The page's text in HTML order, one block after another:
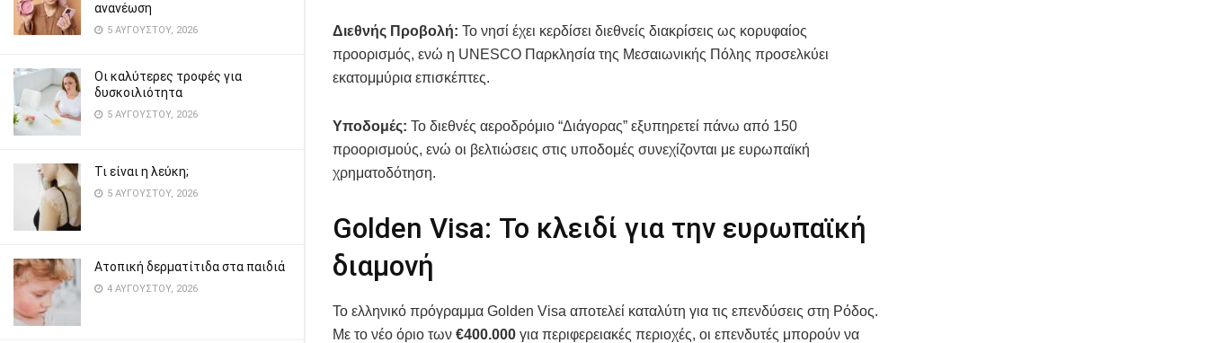
ανανέωση
5 ΑΥΓΟΎΣΤΟΥ, 2026
Οι καλύτερες τροφές για
δυσκοιλιότητα
5 ΑΥΓΟΎΣΤΟΥ, 2026
Τι είναι η λεύκη;
5 ΑΥΓΟΎΣΤΟΥ, 2026
Ατοπική δερματίτιδα στα παιδιά
4 ΑΥΓΟΎΣΤΟΥ, 2026
Διεθνής Προβολή: Το νησί έχει κερδίσει διεθνείς διακρίσεις ως κορυφαίος
προορισμός, ενώ η UNESCO Παρκλησία της Μεσαιωνικής Πόλης προσελκύει
εκατομμύρια επισκέπτες.
Υποδομές: Το διεθνές αεροδρόμιο “Διάγορας” εξυπηρετεί πάνω από 150
προορισμούς, ενώ οι βελτιώσεις στις υποδομές συνεχίζονται με ευρωπαϊκή
χρηματοδότηση.
Golden Visa: Το κλειδί για την ευρωπαϊκή
διαμονή
Το ελληνικό πρόγραμμα Golden Visa αποτελεί καταλύτη για τις επενδύσεις στη Ρόδος.
Με το νέο όριο των €400.000 για περιφερειακές περιοχές, οι επενδυτές μπορούν να